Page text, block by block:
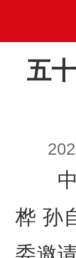
五
中
桦 孙